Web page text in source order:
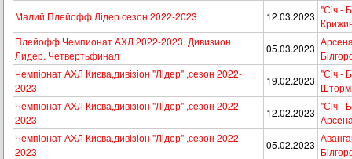
Малий Плейофф Лідер сезон 2022-2023
12.03.2023
"Сiч -
Плейофф Чемпионат АХЛ 2022-2023. Дивизион
Лидер. Четвертьфинал
05.03.2023
Чемпіонат АХЛ Києва,дивізіон "Лiдер" ,сезон 2022-
2023
19.02.2023
"Сiч -
Шторм
Чемпіонат АХЛ Києва,дивізіон "Лiдер" ,сезон 2022-
2023
12.02.2023
"Сiч -
Чемпіонат АХЛ Києва,дивізіон "Лiдер" ,сезон 2022-
2023
05.02.2023